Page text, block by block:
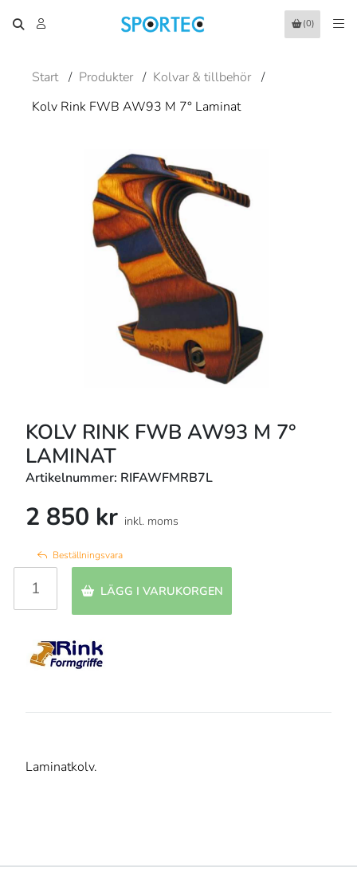
(0)
Start / Produkter / Kolvar & tillbehör /
Kolv Rink FWB AW93 M 7° Laminat
KOLV RINK FWB AW93 M 7°
LAMINAT
Artikelnummer: RIFAWFMRB7L
2 850 kr inkl. moms
Beställningsvara
LÄGG I VARUKORGEN
Laminatkolv.